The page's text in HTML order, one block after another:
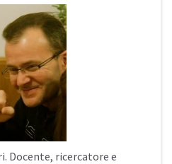
. Docente, ricercatore e